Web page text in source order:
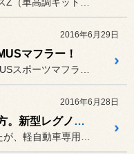
2016年6月29日
マフラー！
2016年6月28日
軽自動車にお乗りの方。新型レグノに試乗できます！